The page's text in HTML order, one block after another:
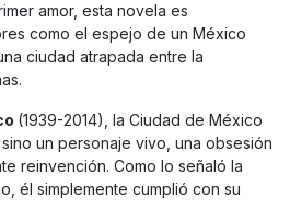
amor, esta novela es
como el espejo de un México
ciudad atrapada entre la
(1939-2014), la Ciudad de México
un personaje vivo, una obsesión
reinvención. Como lo señaló la
él simplemente cumplió con su